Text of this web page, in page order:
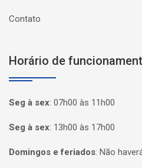
Contato
Horário de
Seg à sex: 07h00 às 11h00
Seg à sex: 13h00 às 17h00
Domingos e feriados: Não